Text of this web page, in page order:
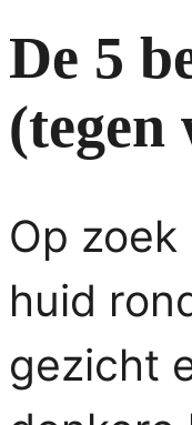
De 5
(tegen
Op
huid
gezicht